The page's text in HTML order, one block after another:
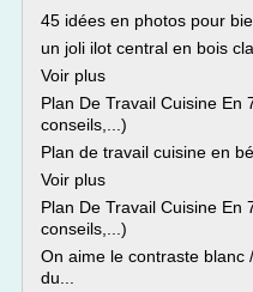
45 idées en photos pour
un joli ilot central en bois
Voir plus
Plan De Travail Cuisine En
conseils,...)
Plan de travail cuisine en
Voir plus
Plan De Travail Cuisine En
conseils,...)
On aime le contraste blanc
du...